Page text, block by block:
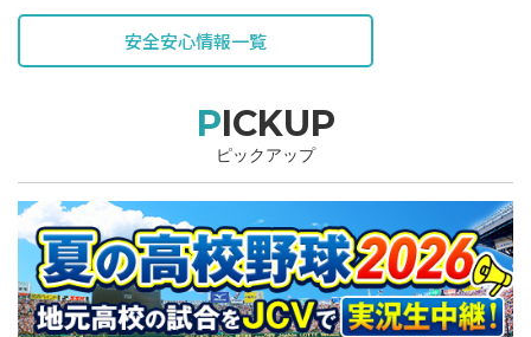
安全安心情報一覧
PICKUP
ピックアップ